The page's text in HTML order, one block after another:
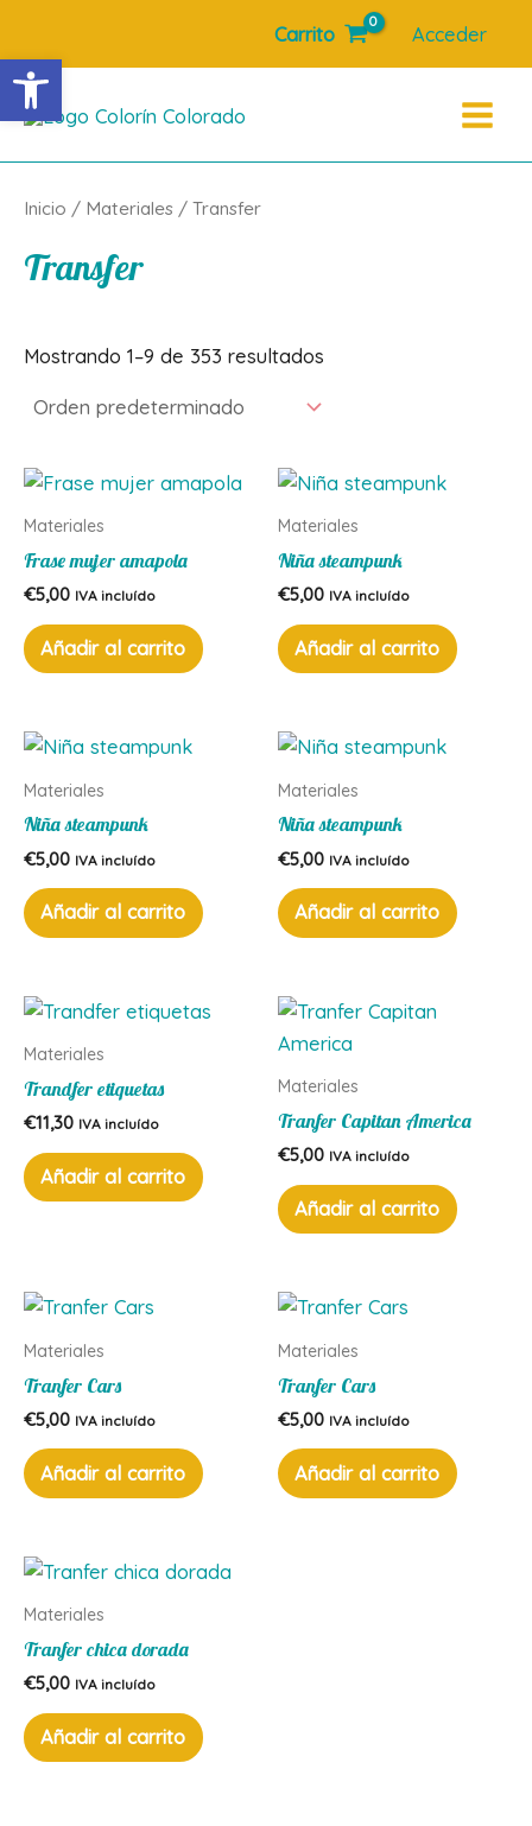
Abrir barra de herramientas
contenido
Carrito Acceder
Main
Inicio / Materiales / Transfer
Transfer
Mostrando 1–9 de 353 resultados
Materiales
Frase mujer amapola
€5,00 IVA incluído
Añadir al carrito
Materiales
Niña steampunk
€5,00 IVA incluído
Añadir al carrito
Materiales
Niña steampunk
€5,00 IVA incluído
Añadir al carrito
Materiales
Niña steampunk
€5,00 IVA incluído
Añadir al carrito
Materiales
Trandfer etiquetas
€11,30 IVA incluído
Añadir al carrito
Materiales
Tranfer Capitan America
€5,00 IVA incluído
Añadir al carrito
Materiales
Tranfer Cars
€5,00 IVA incluído
Añadir al carrito
Materiales
Tranfer Cars
€5,00 IVA incluído
Añadir al carrito
Materiales
Tranfer chica dorada
€5,00 IVA incluído
Añadir al carrito